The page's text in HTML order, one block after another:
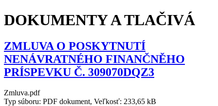
DOKUMENTY A TLAČIVÁ
ZMLUVA O POSKYTNUTÍ
NENÁVRATNÉHO FINANČNĚHO
PRÍSPEVKU Č. 309070DQZ3
Zmluva.pdf
Typ súboru: PDF dokument, Veľkosť: 233,65 kB